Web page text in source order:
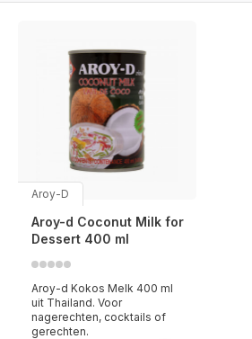
Aroy-D
Aroy-d Coconut Milk for
Dessert 400 ml
Aroy-d Kokos Melk 400 ml
uit Thailand. Voor
nagerechten, cocktails of
gerechten.